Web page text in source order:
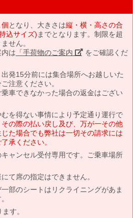
となり、大きさは縦・横・高さの合
込サイズ) までとなります。制限を超
せん。
は 「手荷物のご案内」 をご確認くだ
発15分前には集合場所へお越しいた
注意ください。
車できなかった場合の返金はござい
を得ない事情により予定通り運行で
その際の払い戻し及び、万が一その他
た場合でも弊社は一切その請求には
承ください。
ャンセル受付専用です。ご乗車場所
て席の指定はできません。
部のシートはリクライニングがあま
す。